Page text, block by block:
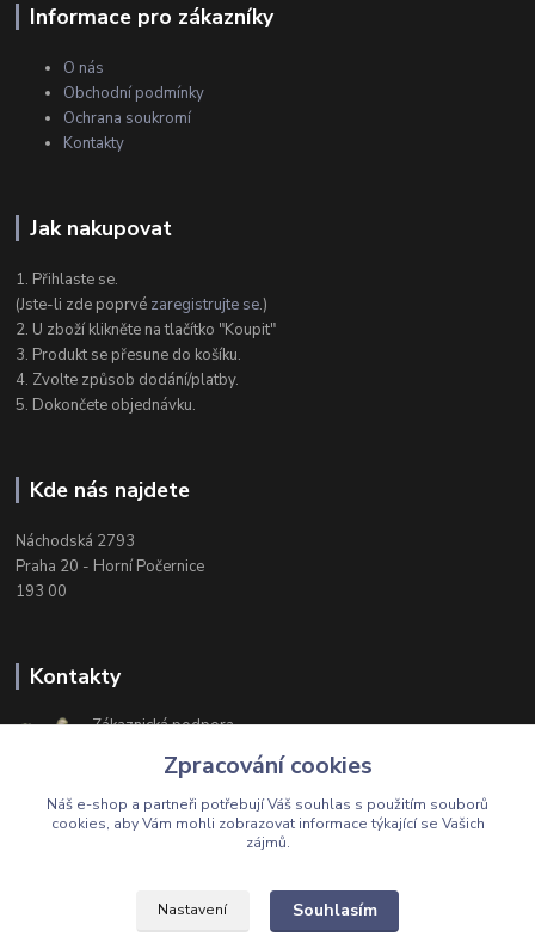
Informace pro zákazníky
O nás
Obchodní podmínky
Ochrana soukromí
Kontakty
Jak nakupovat
1. Přihlaste se.
(Jste-li zde poprvé zaregistrujte se.)
2. U zboží klikněte na tlačítko "Koupit"
3. Produkt se přesune do košíku.
4. Zvolte způsob dodání/platby.
5. Dokončete objednávku.
Kde nás najdete
Náchodská 2793
Praha 20 - Horní Počernice
193 00
Kontakty
Zákaznická podpora
+420 603 174 975
Po-Čt, 8-16 hod. Pá 8-14 hod.
Upravit sběr cookies.
Zpracování cookies
Náš e-shop a partneři potřebují Váš souhlas s použitím souborů
cookies, aby Vám mohli zobrazovat informace týkající se Vašich
zájmů.
Nastavení Souhlasím